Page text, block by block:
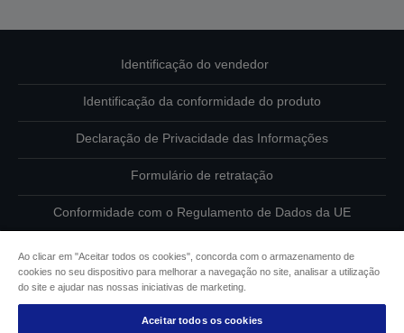
Identificação do vendedor
Identificação da conformidade do produto
Declaração de Privacidade das Informações
Formulário de retratação
Conformidade com o Regulamento de Dados da UE
Informações sobre cookies
Compromisso da Epson para com a acessibilidade
Ao clicar em "Aceitar todos os cookies", concorda com o armazenamento de
cookies no seu dispositivo para melhorar a navegação no site, analisar a utilização
do site e ajudar nas nossas iniciativas de marketing.
Aceitar todos os cookies